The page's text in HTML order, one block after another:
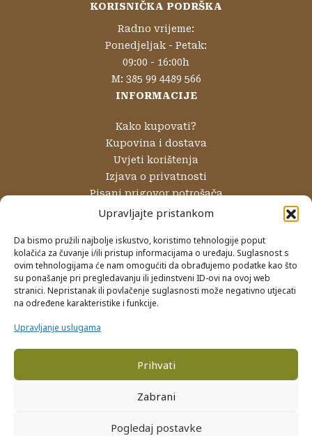
Upravljajte pristankom
Da bismo pružili najbolje iskustvo, koristimo tehnologije poput
kolačića za čuvanje i/ili pristup informacijama o uređaju. Suglasnost s
ovim tehnologijama će nam omogućiti da obrađujemo podatke kao što
su ponašanje pri pregledavanju ili jedinstveni ID-ovi na ovoj web
stranici. Nepristanak ili povlačenje suglasnosti može negativno utjecati
na određene karakteristike i funkcije.
Upravljanje uslugama
Prihvati
Zabrani
Pogledaj postavke
KORISNIČKA PODRŠKA
Radno vrijeme:
Ponedjeljak - Petak:
09:00 - 16:00h
M: 385 99 4489 566
INFORMACIJE
Kako kupovati?
Kupovina i dostava
Uvjeti korištenja
Izjava o privatnosti
Pisani prigovor potrošača
Reklamacije i povrati
NAČINI PLAĆANJA
Gotovinom prilikom preuzimanja
Internet bankarstvom
PRIJAVA NA NEWSLETTER